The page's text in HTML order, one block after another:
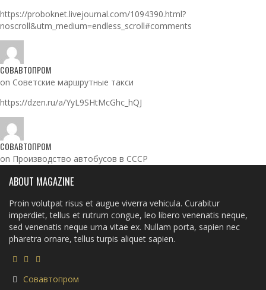
https://proboknet.livejournal.com/1094390.html?
noscroll&utm_medium=endless_scroll#comments
СОВАВТОПРОМ
on Советские маршрутные такси
https://dzen.ru/a/YyL9SHtMcGhc_hQJ
СОВАВТОПРОМ
on Производство автобусов в СССР
ABOUT MAGAZINE
Proin volutpat risus et augue viverra vehicula. Curabitur
imperdiet, tellus et rutrum congue, leo libero venenatis neque,
sed venenatis neque urna vitae ex. Nullam porta, sapien nec
pharetra ornare, tellus turpis aliquet sapien.
Совавтопром